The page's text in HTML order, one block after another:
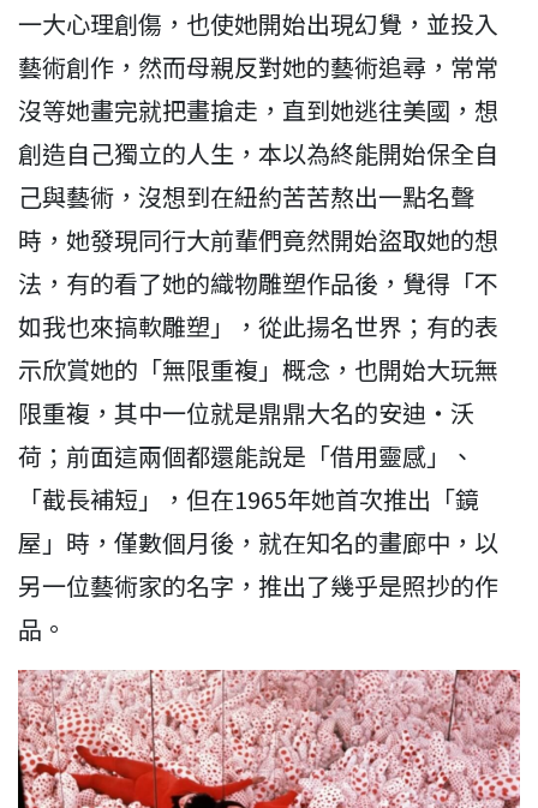
一大心理創傷，也使她開始出現幻覺，並投入
藝術創作，然而母親反對她的藝術追尋，常常
沒等她畫完就把畫搶走，直到她逃往美國，想
創造自己獨立的人生，本以為終能開始保全自
己與藝術，沒想到在紐約苦苦熬出一點名聲
時，她發現同行大前輩們竟然開始盜取她的想
法，有的看了她的織物雕塑作品後，覺得「不
如我也來搞軟雕塑」，從此揚名世界；有的表
示欣賞她的「無限重複」概念，也開始大玩無
限重複，其中一位就是鼎鼎大名的安迪・沃
荷；前面這兩個都還能說是「借用靈感」、
「截長補短」，但在1965年她首次推出「鏡
屋」時，僅數個月後，就在知名的畫廊中，以
另一位藝術家的名字，推出了幾乎是照抄的作
品。